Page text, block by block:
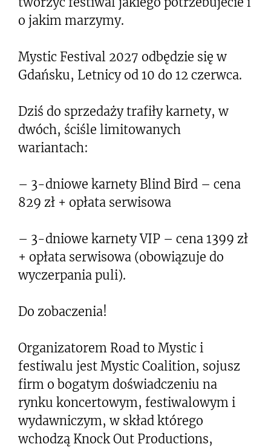
o jakim marzymy.
Mystic Festival 2027 odbędzie się w
Gdańsku, Letnicy od 10 do 12 czerwca.
Dziś do sprzedaży trafiły karnety, w
dwóch, ściśle limitowanych
wariantach:
– 3-dniowe karnety Blind Bird – cena
829 zł + opłata serwisowa
– 3-dniowe karnety VIP – cena 1399 zł
+ opłata serwisowa (obowiązuje do
wyczerpania puli).
Do zobaczenia!
Organizatorem Road to Mystic i
festiwalu jest Mystic Coalition, sojusz
firm o bogatym doświadczeniu na
rynku koncertowym, festiwalowym i
wydawniczym, w skład którego
wchodzą Knock Out Productions,